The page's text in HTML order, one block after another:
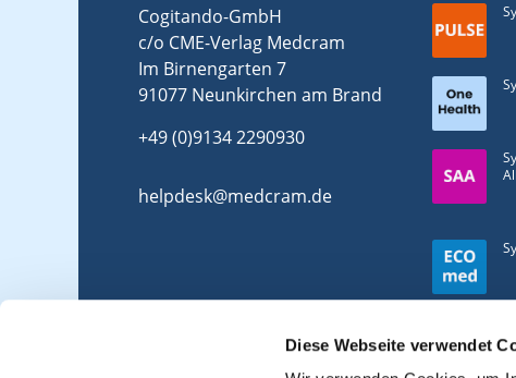
Diese Webseite verwendet
Cogitando-GmbH
c/o CME-Verlag Medcram
Im Birnengarten 7
91077 Neunkirchen am Brand
+49 (0)9134 2290930
helpdesk@medcram.de